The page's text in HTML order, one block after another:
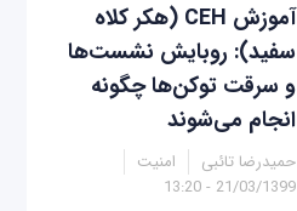
آموزش CEH (هکر کلاه
سفید): روبایش نشست‌ها
و سرقت توکن‌ها چگونه
انجام می‌شوند
حمیدرضا تائبی
امنیت
21/03/1399 - 13:20